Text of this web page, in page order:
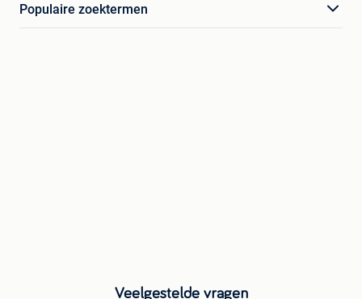
Populaire zoektermen
Veelgestelde vragen